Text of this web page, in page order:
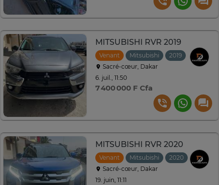
MITSUBISHI RVR 2019
Venant Mitsubishi 2019
Sacré-cœur, Dakar
6. juil., 11:50
7 400 000 F Cfa
MITSUBISHI RVR 2020
Venant Mitsubishi 2020
Sacré-cœur, Dakar
19. juin, 11:11